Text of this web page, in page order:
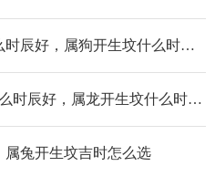
属狗2026年2月4日开生坟什么时辰好，属狗开生坟什么时辰好
属龙2026年2月16日开生坟什么时辰好，属龙开生坟什么时辰好
属兔开生坟吉时怎么选